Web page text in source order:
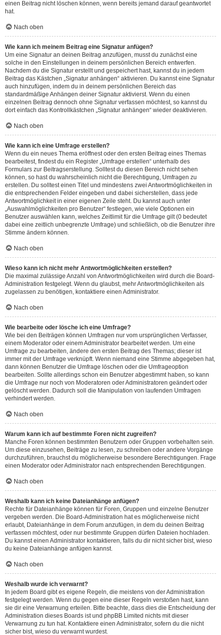
einen Beitrag nicht löschen können, wenn bereits jemand darauf geantwortet
hat.
Nach oben
Wie kann ich meinem Beitrag eine Signatur anfügen?
Um eine Signatur an deinen Beitrag anzufügen, musst du zunächst eine
solche in den Einstellungen in deinem persönlichen Bereich entwerfen.
Nachdem du die Signatur erstellt und gespeichert hast, kannst du in jedem
Beitrag das Kästchen „Signatur anhängen“ aktivieren. Du kannst eine Signatur
auch hinzufügen, indem du in deinem persönlichen Bereich das
standardmäßige Anhängen deiner Signatur aktivierst. Wenn du einen
einzelnen Beitrag dennoch ohne Signatur verfassen möchtest, so kannst du
dort einfach das Kontrollkästchen „Signatur anhängen“ wieder deaktivieren.
Nach oben
Wie kann ich eine Umfrage erstellen?
Wenn du ein neues Thema eröffnest oder den ersten Beitrag eines Themas
bearbeitest, findest du ein Register „Umfrage erstellen“ unterhalb des
Formulars zur Beitragserstellung. Solltest du diesen Bereich nicht sehen
können, so hast du wahrscheinlich nicht die Berechtigung, Umfragen zu
erstellen. Du solltest einen Titel und mindestens zwei Antwortmöglichkeiten in
die entsprechenden Felder eingeben und dabei sicherstellen, dass jede
Antwortmöglichkeit in einer eigenen Zeile steht. Du kannst auch unter
„Auswahlmöglichkeiten pro Benutzer“ festlegen, wie viele Optionen ein
Benutzer auswählen kann, welches Zeitlimit für die Umfrage gilt (0 bedeutet
dabei eine zeitlich unbegrenzte Umfrage) und schließlich, ob die Benutzer ihre
Stimme ändern können.
Nach oben
Wieso kann ich nicht mehr Antwortmöglichkeiten erstellen?
Die maximal zulässige Anzahl von Antwortmöglichkeiten wird durch die Board-
Administration festgelegt. Wenn du glaubst, mehr Antwortmöglichkeiten als
zugelassen zu benötigen, kontaktiere einen Administrator.
Nach oben
Wie bearbeite oder lösche ich eine Umfrage?
Wie bei den Beiträgen können Umfragen nur vom ursprünglichen Verfasser,
einem Moderator oder einem Administrator bearbeitet werden. Um eine
Umfrage zu bearbeiten, ändere den ersten Beitrag des Themas; dieser ist
immer mit der Umfrage verknüpft. Wenn niemand eine Stimme abgegeben hat,
dann können Benutzer die Umfrage löschen oder die Umfrageoption
bearbeiten. Sollte allerdings schon ein Benutzer abgestimmt haben, so kann
die Umfrage nur noch von Moderatoren oder Administratoren geändert oder
gelöscht werden. Dadurch soll die Manipulation von laufenden Umfragen
verhindert werden.
Nach oben
Warum kann ich auf bestimmte Foren nicht zugreifen?
Manche Foren können bestimmten Benutzern oder Gruppen vorbehalten sein.
Um diese einzusehen, Beiträge zu lesen, zu schreiben oder andere Vorgänge
durchzuführen, brauchst du möglicherweise besondere Berechtigungen. Frage
einen Moderator oder Administrator nach entsprechenden Berechtigungen.
Nach oben
Weshalb kann ich keine Dateianhänge anfügen?
Rechte für Dateianhänge können für Foren, Gruppen und einzelne Benutzer
vergeben werden. Die Board-Administration hat es möglicherweise nicht
erlaubt, Dateianhänge in dem Forum anzufügen, in dem du deinen Beitrag
verfassen möchtest, oder nur bestimmte Gruppen dürfen Dateien hochladen.
Du kannst einen Administrator kontaktieren, falls du dir nicht sicher bist, wieso
du keine Dateianhänge anfügen kannst.
Nach oben
Weshalb wurde ich verwarnt?
In jedem Board gibt es eigene Regeln, die meistens von der Administration
festgelegt werden. Wenn du gegen eine dieser Regeln verstoßen hast, kann
sie dir eine Verwarnung erteilen. Bitte beachte, dass dies die Entscheidung der
Administration dieses Boards ist und phpBB Limited nichts mit dieser
Verwarnung zu tun hat. Kontaktiere einen Administrator, sofern du die nicht
sicher bist, wieso du verwarnt wurdest.